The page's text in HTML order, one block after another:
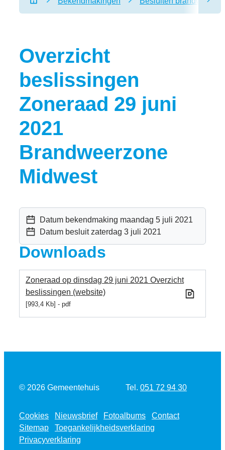
Startpagina
Overzicht
beslissingen
Zoneraad 29 juni
2021
Brandweerzone
Midwest
Datum bekendmaking maandag 5 juli 2021
Datum besluitzaterdag 3 juli 2021
Downloads
Zoneraad op dinsdag 29 juni 2021 Overzicht
beslissingen (website)
993,4 Kb pdf
© 2026 Gemeentehuis 051 72 94 30
Cookies Nieuwsbrief Fotoalbums
Contact
Sitemap
Toegankelijkheidsverklaring
Privacyverklaring